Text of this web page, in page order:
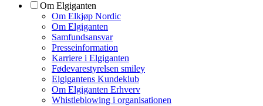
Om Elgiganten
Om Elkjøp Nordic
Om Elgiganten
Samfundsansvar
Presseinformation
Karriere i Elgiganten
Fødevarestyrelsen smiley
Elgigantens Kundeklub
Om Elgiganten Erhverv
Whistleblowing i organisationen